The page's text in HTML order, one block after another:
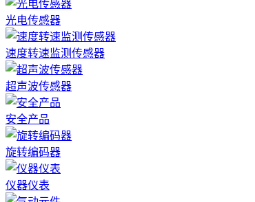
光电传感器
速度转速监测传感器
超声波传感器
安全产品
旋转编码器
仪器仪表